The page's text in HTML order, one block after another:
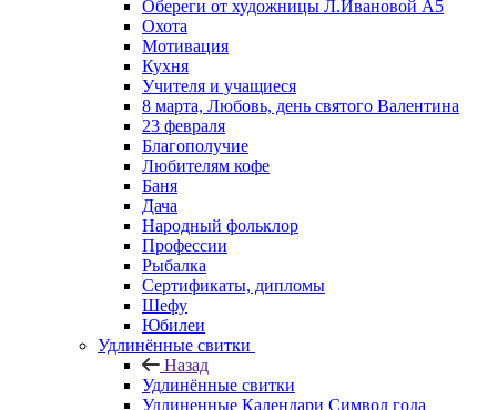
Обереги от художницы Л.Ивановой А5
Охота
Мотивация
Кухня
Учителя и учащиеся
8 марта, Любовь, день святого Валентина
23 февраля
Благополучие
Любителям кофе
Баня
Дача
Народный фольклор
Профессии
Рыбалка
Сертификаты, дипломы
Шефу
Юбилеи
Удлинённые свитки
Назад
Удлинённые свитки
Удлиненные Календари Символ года